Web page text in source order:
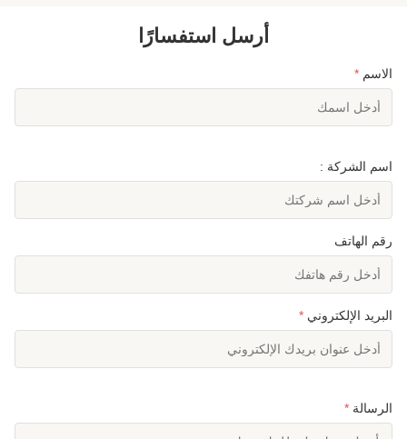
أرسل استفسارًا
الاسم *
اسم الشركة :
رقم الهاتف
البريد الإلكتروني *
الرسالة *